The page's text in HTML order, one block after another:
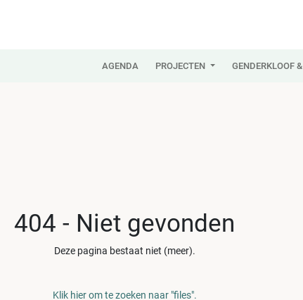
AGENDA PROJECTEN GENDERKLOOF &
404 - Niet gevonden
Deze pagina bestaat niet (meer).
Klik hier om te zoeken naar "files".